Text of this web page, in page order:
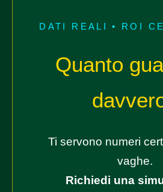
DATI REALI • ROI
Quanto
Ti servono numeri
vaghe.
Richiedi una